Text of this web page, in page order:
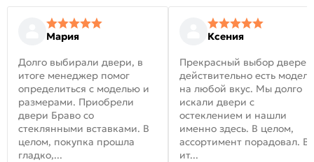
Мария
Долго выбирали двери, в
итоге менеджер помог
определиться с моделью и
размерами. Приобрели
двери Браво со
стеклянными вставками. В
целом, покупка прошла
гладко,...
Ксения
Прекрасный выбор
действительно есть модели
на любой вкус. Мы долго
искали двери с
остеклением и нашли
именно здесь. В целом,
ассортимент порадовал. В
ит...